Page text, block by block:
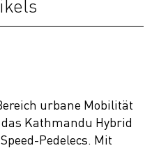
urbane Mobilität
Kathmandu Hybrid
Pedelecs. Mit